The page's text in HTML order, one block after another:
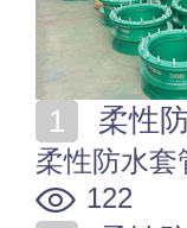
柔性
柔性防水套
122